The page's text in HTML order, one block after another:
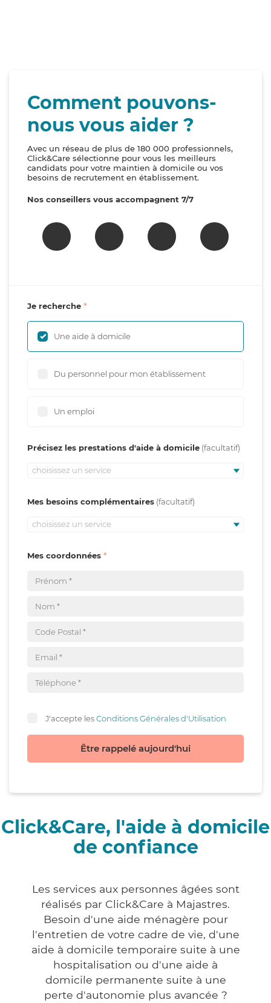
Comment pouvons-
nous vous aider ?
Avec un réseau de plus de 180 000 professionnels,
Click&Care sélectionne pour vous les meilleurs
candidats pour votre maintien à domicile ou vos
besoins de recrutement en établissement.
Nos conseillers vous accompagnent 7/7
Je recherche
Une aide à domicile
Du personnel pour mon établissement
Un emploi
Précisez les prestations d'aide à domicile
choisissez un service
Mes besoins complémentaires
choisissez un service
Mes coordonnées
J'accepte lesConditions Générales d'Utilisation
Être rappelé aujourd'hui
Click&Care, l'aide à domicile
de confiance
Les services aux personnes âgées sont
réalisés par Click&Care à Majastres.
Besoin d'une aide ménagère pour
l'entretien de votre cadre de vie, d'une
aide à domicile temporaire suite à une
hospitalisation ou d'une aide à
domicile permanente suite à une
perte d'autonomie plus avancée ?